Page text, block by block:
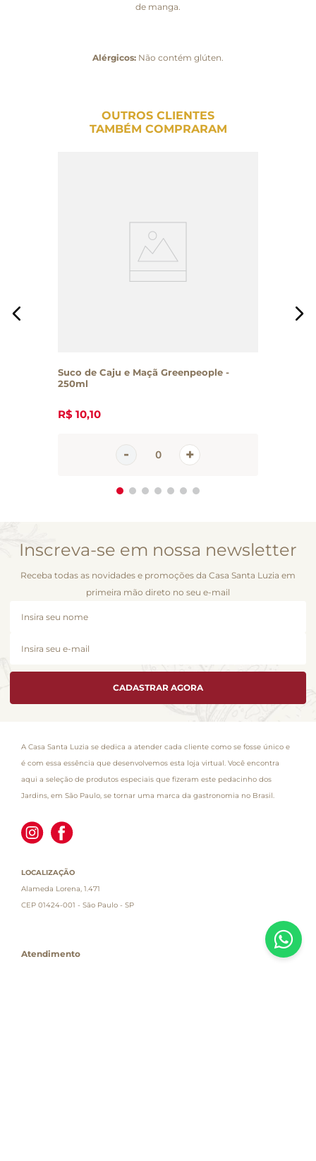
de manga.
Alérgicos: Não contém glúten.
OUTROS CLIENTES
TAMBÉM COMPRARAM
Suco de Caju e Maçã Greenpeople -
250ml
R$ 10,10
Inscreva-se em nossa newsletter
Receba todas as novidades e promoções da Casa Santa Luzia em
primeira mão direto no seu e-mail
CADASTRAR AGORA
A Casa Santa Luzia se dedica a atender cada cliente como se fosse único e
é com essa essência que desenvolvemos esta loja virtual. Você encontra
aqui a seleção de produtos especiais que fizeram este pedacinho dos
Jardins, em São Paulo, se tornar uma marca da gastronomia no Brasil.
LOCALIZAÇÃO
Alameda Lorena, 1.471
CEP 01424-001 - São Paulo - SP
Atendimento